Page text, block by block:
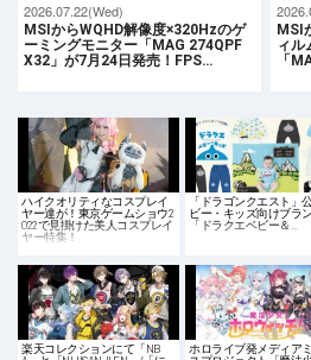
2026.07.22(Wed)
MSIからWQHD解像度×320Hzのゲ
ーミングモニター「MAG 274QPF
X32」が7月24日発売！FPS…
MSI
ィル
「
ハイクオリティなコスプレイ
ヤー達が！東京ゲームショウ2
022で見掛けた美人コスプレイ
ヤー特集！
「ドラゴンクエスト」
ビー・キッズ向けブラ
「ドラクエベビー＆…
楽天コレクションにて「NB
ホロライブ発メディア